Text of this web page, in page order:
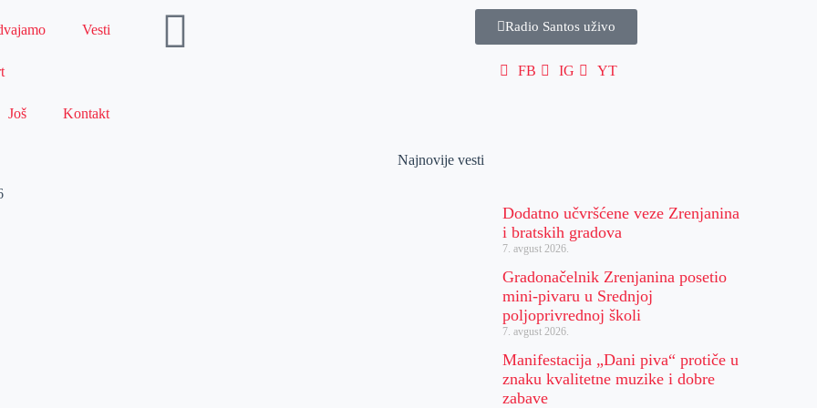
Vesti
Još Kontakt
Radio Santos uživo
FB IG YT
Najnovije vesti
Dodatno učvršćene veze Zrenjanina
i bratskih gradova
7. avgust 2026.
Gradonačelnik Zrenjanina posetio
mini-pivaru u Srednjoj
poljoprivrednoj školi
7. avgust 2026.
Manifestacija „Dani piva“ protiče u
znaku kvalitetne muzike i dobre
zabave